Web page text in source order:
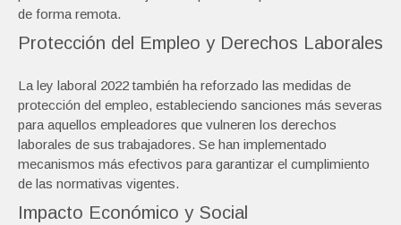
de forma remota.
Protección del Empleo y Derechos Laborales
La ley laboral 2022 también ha reforzado las medidas de
protección del empleo, estableciendo sanciones más severas
para aquellos empleadores que vulneren los derechos
laborales de sus trabajadores. Se han implementado
mecanismos más efectivos para garantizar el cumplimiento
de las normativas vigentes.
Impacto Económico y Social